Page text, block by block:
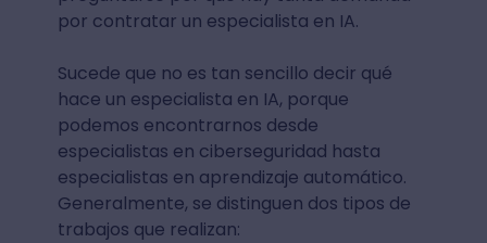
por contratar un especialista en IA.
Sucede que no es tan sencillo decir qué
hace un especialista en IA, porque
podemos encontrarnos desde
especialistas en ciberseguridad hasta
especialistas en aprendizaje automático.
Generalmente, se distinguen dos tipos de
trabajos que realizan: